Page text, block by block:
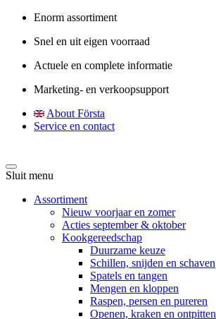
Enorm assortiment
Snel en uit eigen voorraad
Actuele en complete informatie
Marketing- en verkoopsupport
About Första
Service en contact
Sluit menu
Assortiment
Nieuw voorjaar en zomer
Acties september & oktober
Kookgereedschap
Duurzame keuze
Schillen, snijden en schaven
Spatels en tangen
Mengen en kloppen
Raspen, persen en pureren
Openen, kraken en ontpitten